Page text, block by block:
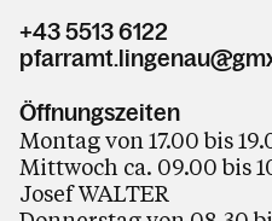
+43 5513 6122
Öffnungszeiten
Montag von 17.00 bis
Mittwoch ca. 09.00 bis
Josef WALTER